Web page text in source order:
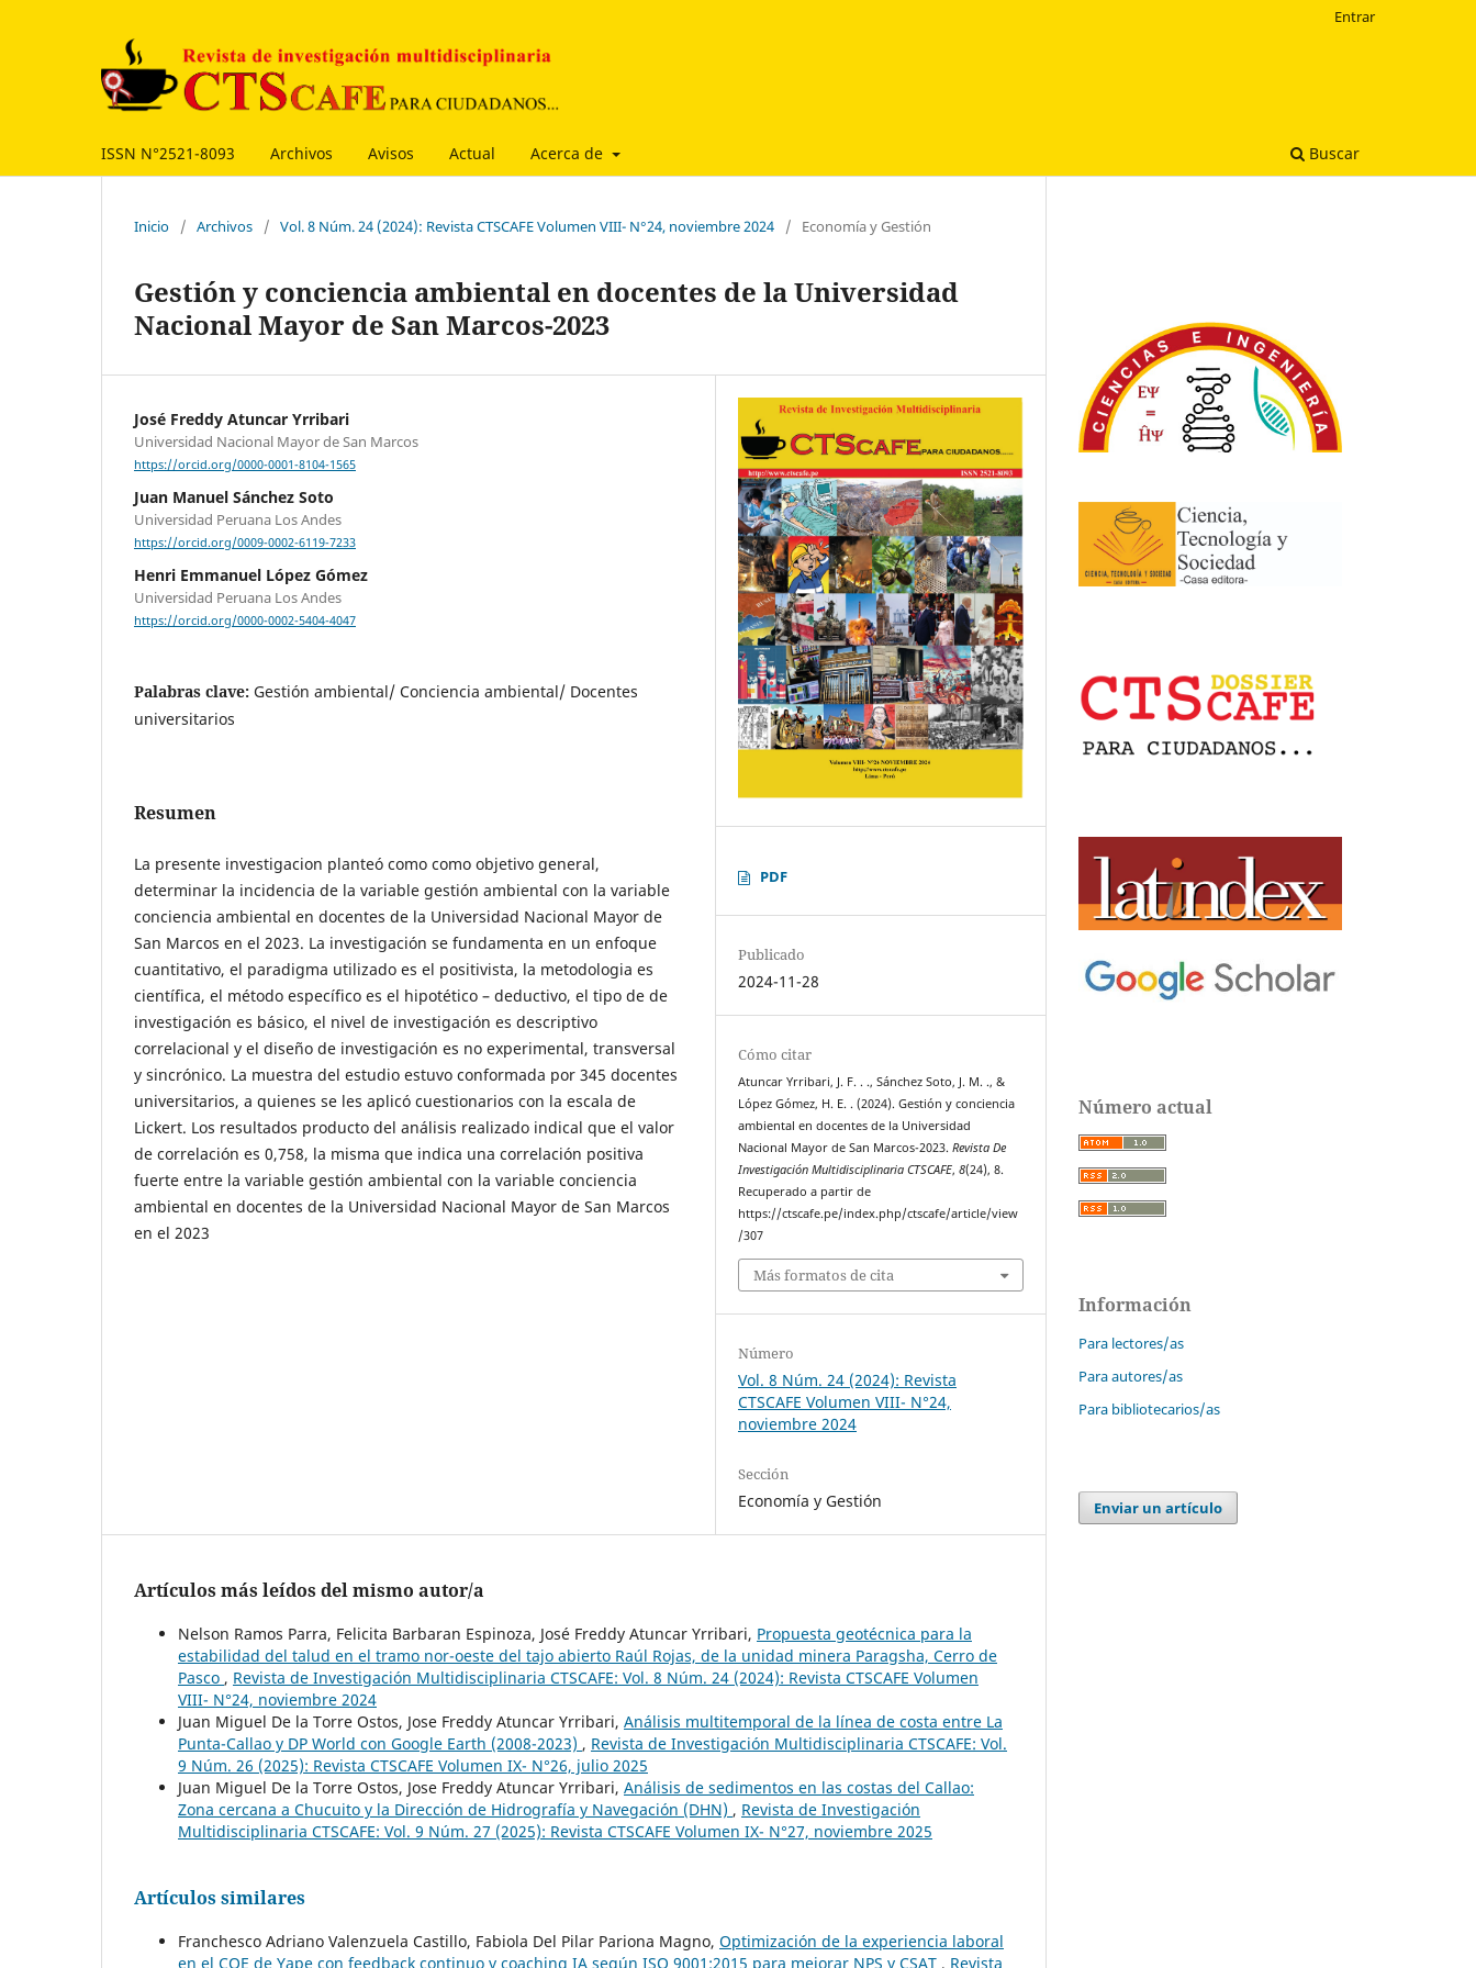
ISSN N°2521-8093 Archivos Avisos Actual Acerca de Buscar
Entrar
Inicio / Archivos / Vol. 8 Núm. 24 (2024): Revista CTSCAFE Volumen VIII- N°24, noviembre 2024 / Economía y Gestión
Gestión y conciencia ambiental en docentes de la Universidad
Nacional Mayor de San Marcos-2023
José Freddy Atuncar Yrribari
Universidad Nacional Mayor de San Marcos
https://orcid.org/0000-0001-8104-1565
Juan Manuel Sánchez Soto
Universidad Peruana Los Andes
https://orcid.org/0009-0002-6119-7233
Henri Emmanuel López Gómez
Universidad Peruana Los Andes
https://orcid.org/0000-0002-5404-4047
Palabras clave: Gestión ambiental/ Conciencia ambiental/ Docentes
universitarios
Resumen
La presente investigacion planteó como como objetivo general,
determinar la incidencia de la variable gestión ambiental con la variable
conciencia ambiental en docentes de la Universidad Nacional Mayor de
San Marcos en el 2023. La investigación se fundamenta en un enfoque
cuantitativo, el paradigma utilizado es el positivista, la metodologia es
científica, el método específico es el hipotético – deductivo, el tipo de de
investigación es básico, el nivel de investigación es descriptivo
correlacional y el diseño de investigación es no experimental, transversal
y sincrónico. La muestra del estudio estuvo conformada por 345 docentes
universitarios, a quienes se les aplicó cuestionarios con la escala de
Lickert. Los resultados producto del análisis realizado indical que el valor
de correlación es 0,758, la misma que indica una correlación positiva
fuerte entre la variable gestión ambiental con la variable conciencia
ambiental en docentes de la Universidad Nacional Mayor de San Marcos
en el 2023
PDF
Publicado
2024-11-28
Cómo citar
Atuncar Yrribari, J. F. . ., Sánchez Soto, J. M. ., &
López Gómez, H. E. . (2024). Gestión y conciencia
ambiental en docentes de la Universidad
Nacional Mayor de San Marcos-2023.Revista De
Investigación Multidisciplinaria CTSCAFE,8(24), 8.
Recuperado a partir de
https://ctscafe.pe/index.php/ctscafe/article/view
/307
Más formatos de cita
Número
Vol. 8 Núm. 24 (2024): Revista
CTSCAFE Volumen VIII- N°24,
noviembre 2024
Sección
Economía y Gestión
Artículos más leídos del mismo autor/a
Nelson Ramos Parra, Felicita Barbaran Espinoza, José Freddy Atuncar Yrribari, Propuesta geotécnica para la
estabilidad del talud en el tramo nor-oeste del tajo abierto Raúl Rojas, de la unidad minera Paragsha, Cerro de
Pasco , Revista de Investigación Multidisciplinaria CTSCAFE: Vol. 8 Núm. 24 (2024): Revista CTSCAFE Volumen
VIII- N°24, noviembre 2024
Juan Miguel De la Torre Ostos, Jose Freddy Atuncar Yrribari, Análisis multitemporal de la línea de costa entre La
Punta-Callao y DP World con Google Earth (2008-2023) , Revista de Investigación Multidisciplinaria CTSCAFE: Vol.
9 Núm. 26 (2025): Revista CTSCAFE Volumen IX- N°26, julio 2025
Juan Miguel De la Torre Ostos, Jose Freddy Atuncar Yrribari, Análisis de sedimentos en las costas del Callao:
Zona cercana a Chucuito y la Dirección de Hidrografía y Navegación (DHN) , Revista de Investigación
Multidisciplinaria CTSCAFE: Vol. 9 Núm. 27 (2025): Revista CTSCAFE Volumen IX- N°27, noviembre 2025
Artículos similares
Franchesco Adriano Valenzuela Castillo, Fabiola Del Pilar Pariona Magno, Optimización de la experiencia laboral
en el COE de Yape con feedback continuo y coaching IA según ISO 9001:2015 para mejorar NPS y CSAT , Revista
Número actual
Información
Para lectores/as
Para autores/as
Para bibliotecarios/as
Enviar un artículo